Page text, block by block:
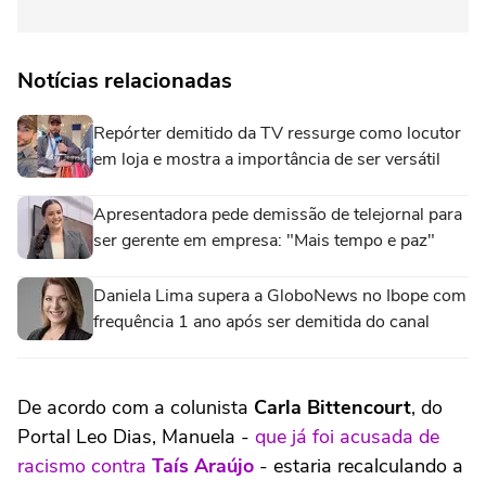
Notícias relacionadas
Repórter demitido da TV ressurge como locutor
em loja e mostra a importância de ser versátil
Apresentadora pede demissão de telejornal para
ser gerente em empresa: "Mais tempo e paz"
Daniela Lima supera a GloboNews no Ibope com
frequência 1 ano após ser demitida do canal
De acordo com a colunista Carla Bittencourt, do
Portal Leo Dias, Manuela - que já foi acusada de
racismo contra Taís Araújo - estaria recalculando a